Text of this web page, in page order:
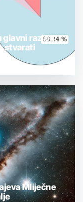
glavni razlog
stvarati
Mliječne